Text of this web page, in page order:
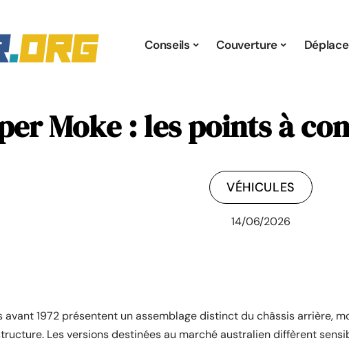
Conseils Couverture
Moke : les points à
VÉHICULES
14/06/2026
1972 présentent un assemblage distinct du châssis arrière,
Les versions destinées au marché australien diffèrent